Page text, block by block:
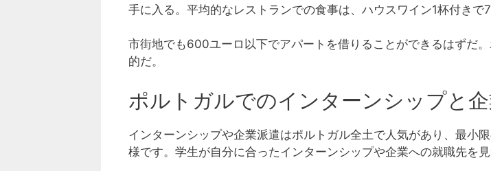
手に入る。平均的なレストランでの食事は、ハウスワイン1杯付きで7
市街地でも600ユーロ以下でアパートを借りることができるはずだ
的だ。
ポルトガルでのインターンシップと
インターンシップや企業派遣はポルトガル全土で人気があり、最小
様です。学生が自分に合ったインターンシップや企業への就職先を